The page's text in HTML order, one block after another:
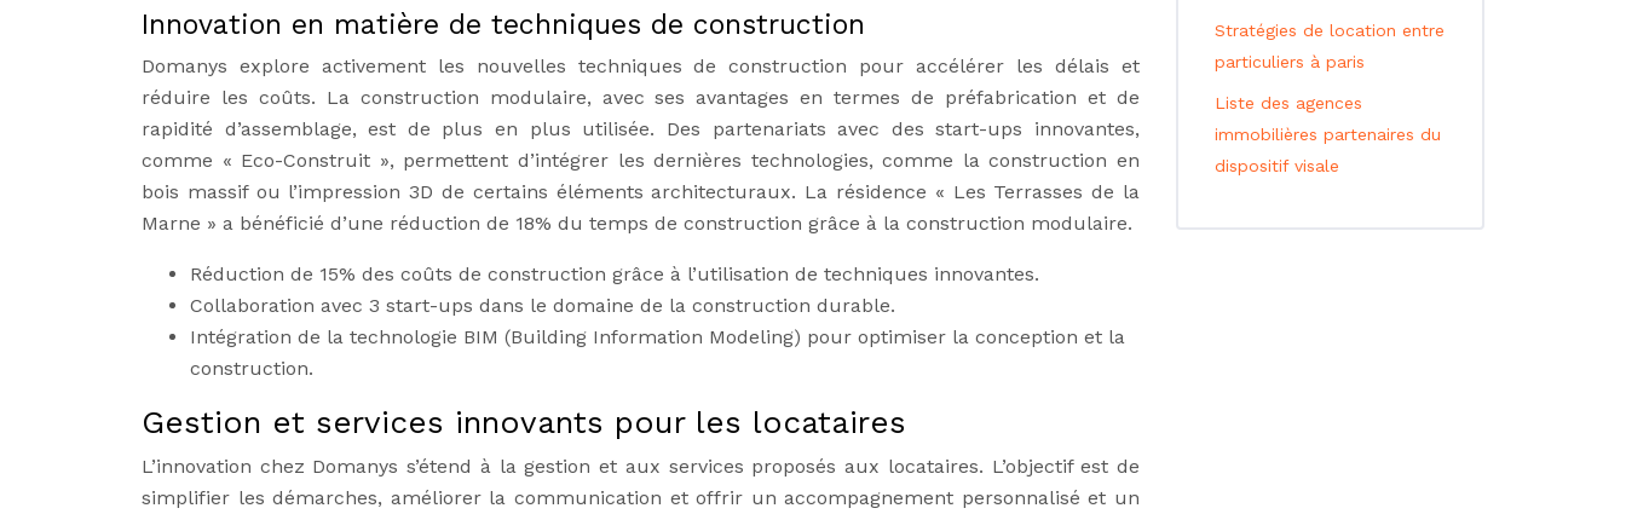
Innovation en matière de techniques de construction
Domanys explore activement les nouvelles techniques de construction pour accélérer les délais et
réduire les coûts. La construction modulaire, avec ses avantages en termes de préfabrication et de
rapidité d’assemblage, est de plus en plus utilisée. Des partenariats avec des start-ups innovantes,
comme « Eco-Construit », permettent d’intégrer les dernières technologies, comme la construction en
bois massif ou l’impression 3D de certains éléments architecturaux. La résidence « Les Terrasses de la
Marne » a bénéficié d’une réduction de 18% du temps de construction grâce à la construction modulaire.
Réduction de 15% des coûts de construction grâce à l’utilisation de techniques innovantes.
Collaboration avec 3 start-ups dans le domaine de la construction durable.
Intégration de la technologie BIM (Building Information Modeling) pour optimiser la conception et la
construction.
Gestion et services innovants pour les locataires
L’innovation chez Domanys s’étend à la gestion et aux services proposés aux locataires. L’objectif est de
simplifier les démarches, améliorer la communication et offrir un accompagnement personnalisé et un
Stratégies de location entre
particuliers à paris
Liste des agences
immobilières partenaires du
dispositif visale